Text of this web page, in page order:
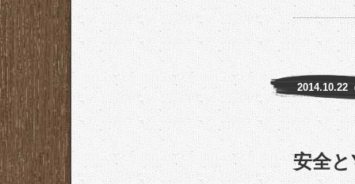
2014.10.22
安全